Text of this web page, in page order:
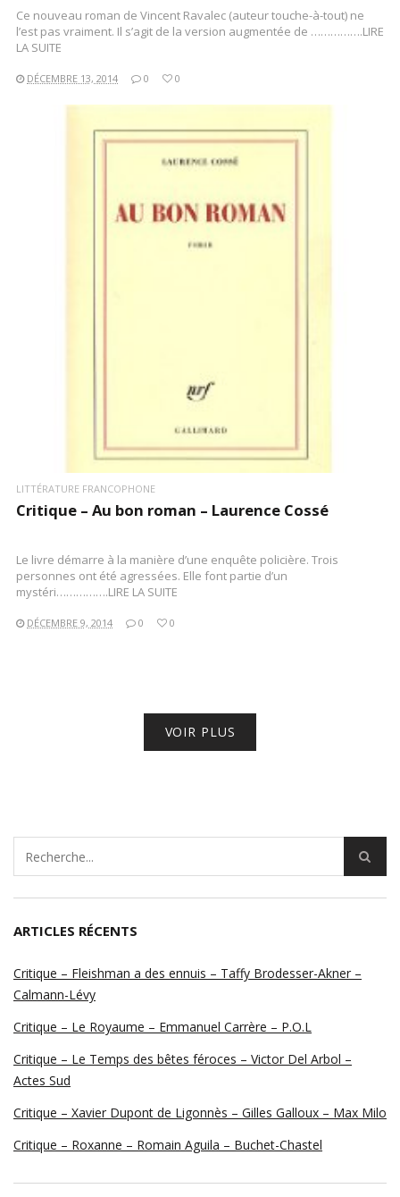
Ce nouveau roman de Vincent Ravalec (auteur touche-à-tout) ne
l’est pas vraiment. Il s’agit de la version augmentée de …………….LIRE
LA SUITE
DÉCEMBRE 13, 2014 0 0
LITTÉRATURE FRANCOPHONE
Critique – Au bon roman – Laurence Cossé
Le livre démarre à la manière d’une enquête policière. Trois
personnes ont été agressées. Elle font partie d’un
mystéri…………….LIRE LA SUITE
DÉCEMBRE 9, 2014 0 0
VOIR PLUS
ARTICLES RÉCENTS
Critique – Fleishman a des ennuis – Taffy Brodesser-Akner –
Calmann-Lévy
Critique – Le Royaume – Emmanuel Carrère – P.O.L
Critique – Le Temps des bêtes féroces – Victor Del Arbol –
Actes Sud
Critique – Xavier Dupont de Ligonnès – Gilles Galloux – Max Milo
Critique – Roxanne – Romain Aguila – Buchet-Chastel